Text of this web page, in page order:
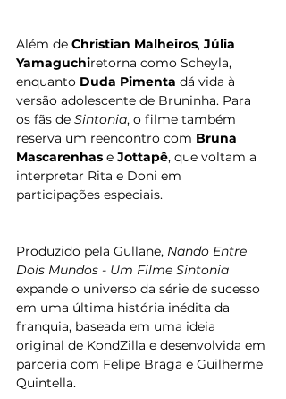
Além de Christian Malheiros, Júlia
Yamaguchiretorna como Scheyla,
enquanto Duda Pimenta dá vida à
versão adolescente de Bruninha. Para
os fãs de Sintonia, o filme também
reserva um reencontro com Bruna
Mascarenhas e Jottapê, que voltam a
interpretar Rita e Doni em
participações especiais.
Produzido pela Gullane, Nando Entre
Dois Mundos - Um Filme Sintonia
expande o universo da série de sucesso
em uma última história inédita da
franquia, baseada em uma ideia
original de KondZilla e desenvolvida em
parceria com Felipe Braga e Guilherme
Quintella.